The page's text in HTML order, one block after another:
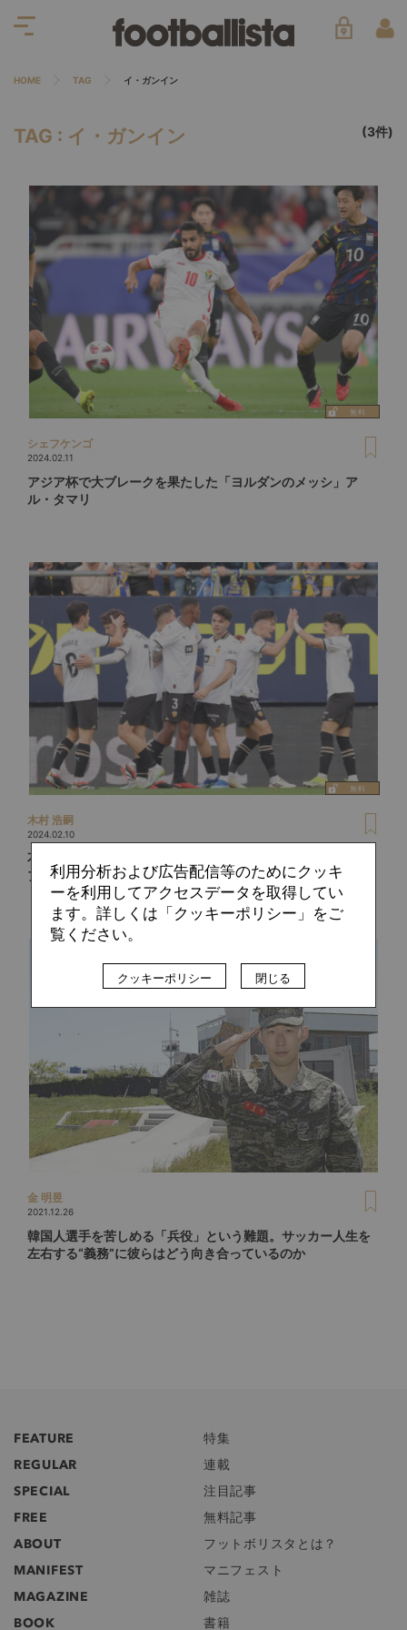
HOME TAG イ・ガンイン
TAG : イ・ガンイン (3件)
シェフケンゴ
2024.02.11
アジア杯で大ブレークを果たした「ヨルダンのメッシ」ア
ル・タマリ
木村 浩嗣
2024.02.10
不可解な主力放出も、生え抜きの若手が躍動。今、バレンシ
アで起きていること
金 明昱
2021.12.26
韓国人選手を苦しめる「兵役」という難題。サッカー人生を
左右する“義務”に彼らはどう向き合っているのか
FEATURE
特集
REGULAR
連載
SPECIAL
注目記事
FREE
無料記事
ABOUT
フットボリスタとは？
MANIFEST
マニフェスト
MAGAZINE
雑誌
BOOK
書籍
利用分析および広告配信等のためにクッキ
ーを利用してアクセスデータを取得してい
ます。詳しくは「クッキーポリシー」をご
覧ください。
クッキーポリシー 閉じる